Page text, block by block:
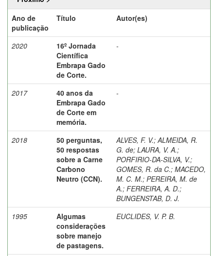
Ano de
publicação
Título Autor(es)
2020
16º Jornada
Científica
Embrapa Gado
de Corte.
-
2017
40 anos da
Embrapa Gado
de Corte em
memória.
-
2018
50 perguntas,
50 respostas
sobre a Carne
Carbono
Neutro (CCN).
ALVES, F. V.; ALMEIDA, R.
G. de; LAURA, V. A.;
PORFIRIO-DA-SILVA, V.;
GOMES, R. da C.; MACEDO,
M. C. M.; PEREIRA, M. de
A.; FERREIRA, A. D.;
BUNGENSTAB, D. J.
1995
Algumas
considerações
sobre manejo
de pastagens.
EUCLIDES, V. P. B.